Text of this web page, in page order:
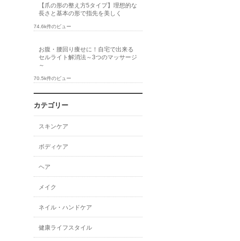
【爪の形の整え方5タイプ】理想的な
長さと基本の形で指先を美しく
74.6k件のビュー
お腹・腰回り痩せに！自宅で出来る
セルライト解消法～3つのマッサージ
～
70.5k件のビュー
カテゴリー
スキンケア
ボディケア
ヘア
メイク
ネイル・ハンドケア
健康ライフスタイル